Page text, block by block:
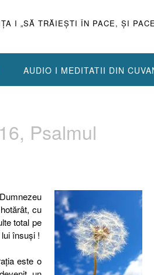
I „SĂ TRĂIEŞTI ÎN PACE, ŞI
AUDIO I MEDITATII DIN
Psalmul
cu
total pe
însuşi !
este o